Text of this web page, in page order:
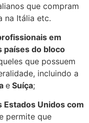
que compram
na Itália etc.
em
países do bloco
que possuem
incluindo a
e Suíça;
Estados Unidos com
permite que